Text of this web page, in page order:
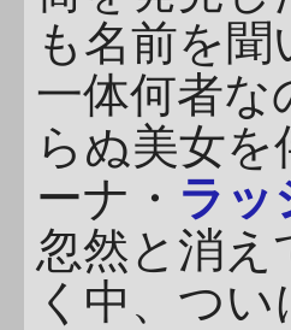
も名前を
一体何者
らぬ美女
ーナ・ ラッ
忽然と消
く中、つい